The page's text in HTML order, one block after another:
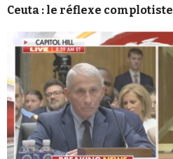
Ceuta : le réflexe complotiste